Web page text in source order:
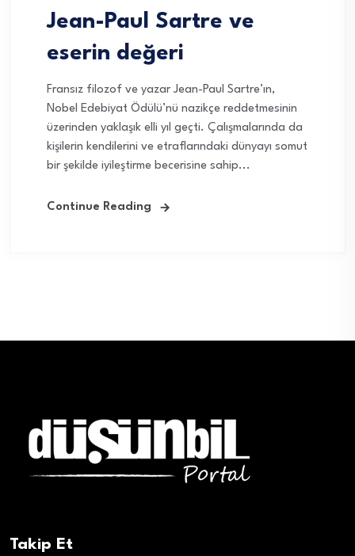
Jean-Paul Sartre ve
eserin değeri
Fransız filozof ve yazar Jean-Paul Sartre’ın,
Nobel Edebiyat Ödülü’nü nazikçe reddetmesinin
üzerinden yaklaşık elli yıl geçti. Çalışmalarında da
kişilerin kendilerini ve etraflarındaki dünyayı somut
bir şekilde iyileştirme becerisine sahip...
Continue Reading
Takip Et